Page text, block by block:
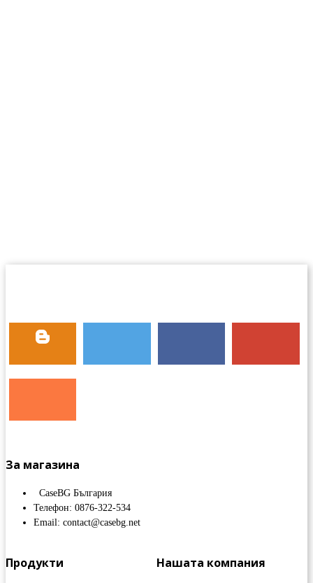
За магазина
CaseBG България
Телефон: 0876-322-534
Email: contact@casebg.net
Продукти Нашата компания